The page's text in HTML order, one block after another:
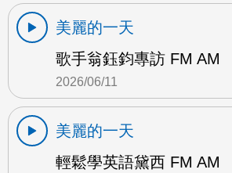
美麗的一天
歌手翁鈺鈞專訪 FM AM
2026/06/11
美麗的一天
輕鬆學英語黛西 FM AM